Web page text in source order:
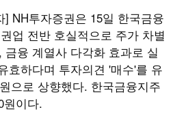
] NH투자증권은 15일 한국금융
업 전반 호실적으로 주가 차별
융 계열사 다각화 효과로 실
효하다며 투자의견 '매수'를 유
으로 상향했다. 한국금융지주
원이다.